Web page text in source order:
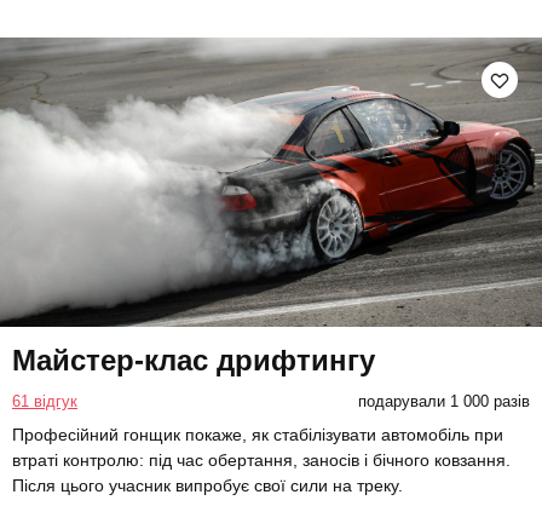
Майстер-клас дрифтингу
61 відгук подарували 1 000 разів
Професійний гонщик покаже, як стабілізувати автомобіль при
втраті контролю: під час обертання, заносів і бічного ковзання.
Після цього учасник випробує свої сили на треку.